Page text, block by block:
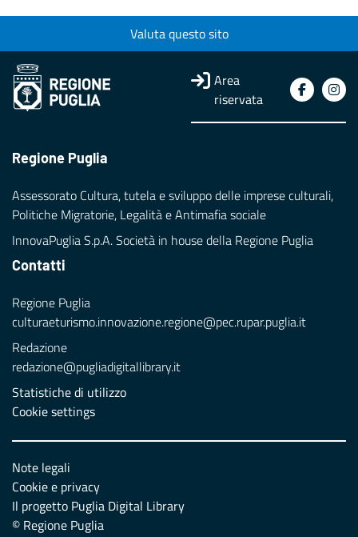
Valuta questo sito
Area
riservata
Regione Puglia
Assessorato Cultura, tutela e sviluppo delle imprese culturali,
Politiche Migratorie, Legalità e Antimafia sociale
InnovaPuglia S.p.A. Società in house della Regione Puglia
Contatti
Regione Puglia
culturaeturismo.innovazione.regione@pec.rupar.puglia.it
Redazione
redazione@pugliadigitallibrary.it
Statistiche di utilizzo
Cookie settings
Note legali
Cookie e privacy
Il progetto Puglia Digital Library
© Regione Puglia